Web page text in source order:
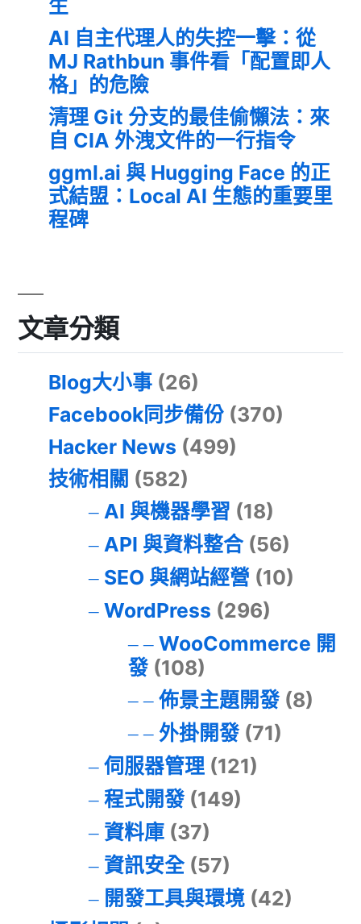
生
AI 自主代理人的失控一擊：從
MJ Rathbun 事件看「配置即人
格」的危險
清理 Git 分支的最佳偷懶法：來
自 CIA 外洩文件的一行指令
ggml.ai 與 Hugging Face 的正
式結盟：Local AI 生態的重要里
程碑
文章分類
Blog大小事 (26)
Facebook同步備份 (370)
Hacker News (499)
技術相關 (582)
AI 與機器學習 (18)
API 與資料整合(56)
SEO 與網站經營 (10)
WordPress (296)
WooCommerce 開
發(108)
佈景主題開發(8)
外掛開發(71)
伺服器管理(121)
程式開發(149)
資料庫(37)
資訊安全(57)
開發工具與環境(42)